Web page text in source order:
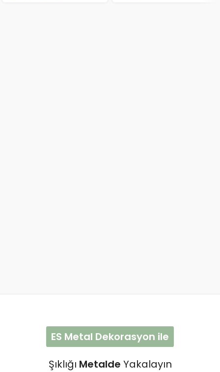
ES Metal Dekorasyon ile
Şıklığı Metalde Yakalayın